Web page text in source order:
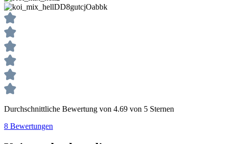
Durchschnittliche Bewertung von 4.69 von 5 Sternen
8 Bewertungen